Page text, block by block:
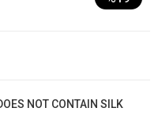
NOT CONTAIN SILK